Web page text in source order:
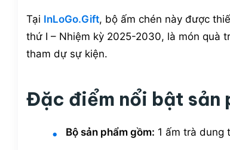
Tại InLoGo.Gift, bộ ấm chén này được
thứ I – Nhiệm kỳ 2025-2030, là món quà
tham dự sự kiện.
Đặc điểm nổi bật sản
Bộ sản phẩm gồm: 1 ấm trà dung